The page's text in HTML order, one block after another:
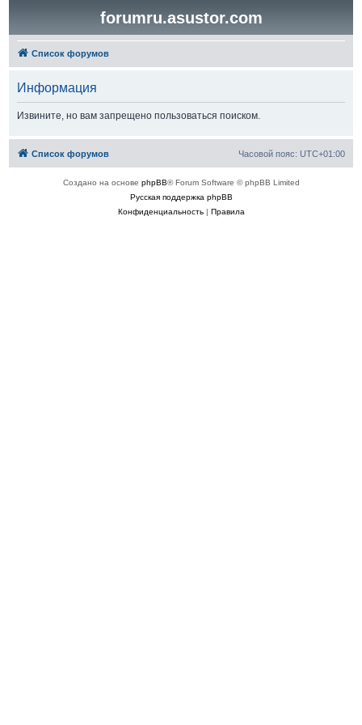
forumru.asustor.com
Список форумов
Информация
Извините, но вам запрещено пользоваться поиском.
Список форумов Часовой пояс: UTC+01:00
Создано на основе phpBB® Forum Software © phpBB Limited
Русская поддержка phpBB
Конфиденциальность| Правила